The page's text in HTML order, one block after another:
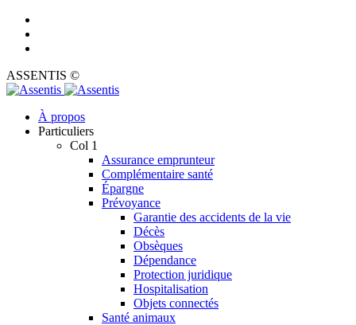
ASSENTIS ©
À propos
Particuliers
Col 1
Assurance emprunteur
Complémentaire santé
Épargne
Prévoyance
Garantie des accidents de la vie
Décès
Obsèques
Dépendance
Protection juridique
Hospitalisation
Objets connectés
Santé animaux